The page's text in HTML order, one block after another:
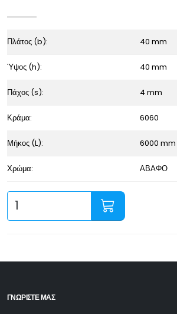
Πλάτος (b): 40 mm
Ύψος (h): 40 mm
Πάχος (s): 4 mm
Κράμα: 6060
Μήκος (L): 6000 mm
Χρώμα: ΑΒΑΦΟ
ΓΝΩΡΙΣΤΕ ΜΑΣ